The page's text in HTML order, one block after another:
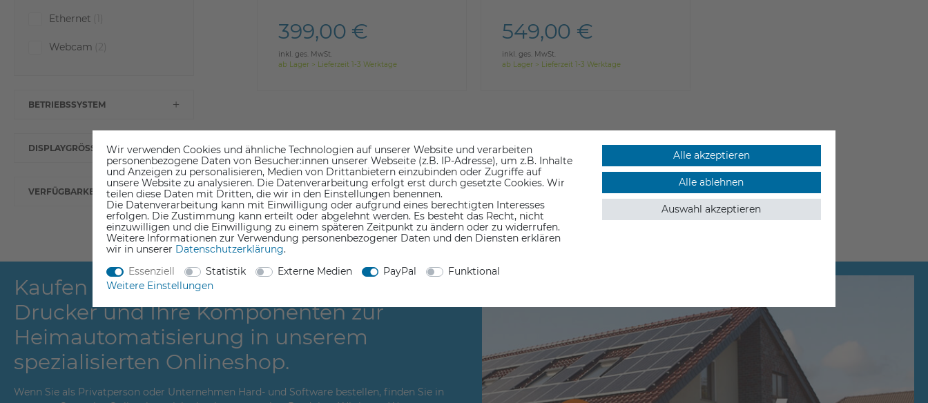
Ethernet (1)
Webcam (2)
BETRIEBSSYSTEM
DISPLAYGRÖSSE
VERFÜGBARKEIT
399,00 €
inkl. ges. MwSt.
ab Lager > Lieferzeit 1-3 Werktage
549,00 €
inkl. ges. MwSt.
ab Lager > Lieferzeit 1-3 Werktage
Kaufen Sie Ihre IT Ausrüstung, Ihren 3D-
Drucker und Ihre Komponenten zur
Heimautomatisierung in unserem
spezialisierten Onlineshop.
Wenn Sie als Privatperson oder Unternehmen Hard- und Software bestellen, finden Sie in
Wir verwenden Cookies und ähnliche Technologien auf unserer Website und verarbeiten
personenbezogene Daten von Besucher:innen unserer Webseite (z.B. IP-Adresse), um z.B. Inhalte
und Anzeigen zu personalisieren, Medien von Drittanbietern einzubinden oder Zugriffe auf
unsere Website zu analysieren. Die Datenverarbeitung erfolgt erst durch gesetzte Cookies. Wir
teilen diese Daten mit Dritten, die wir in den Einstellungen benennen.
Die Datenverarbeitung kann mit Einwilligung oder aufgrund eines berechtigten Interesses
erfolgen. Die Zustimmung kann erteilt oder abgelehnt werden. Es besteht das Recht, nicht
einzuwilligen und die Einwilligung zu einem späteren Zeitpunkt zu ändern oder zu widerrufen.
Weitere Informationen zur Verwendung personenbezogener Daten und den Diensten erklären
wir in unserer Daten­schutz­erklärung.
Essenziell
Statistik Externe Medien PayPal
Funktional
Weitere Einstellungen
Alle akzeptieren
Alle ablehnen
Auswahl akzeptieren